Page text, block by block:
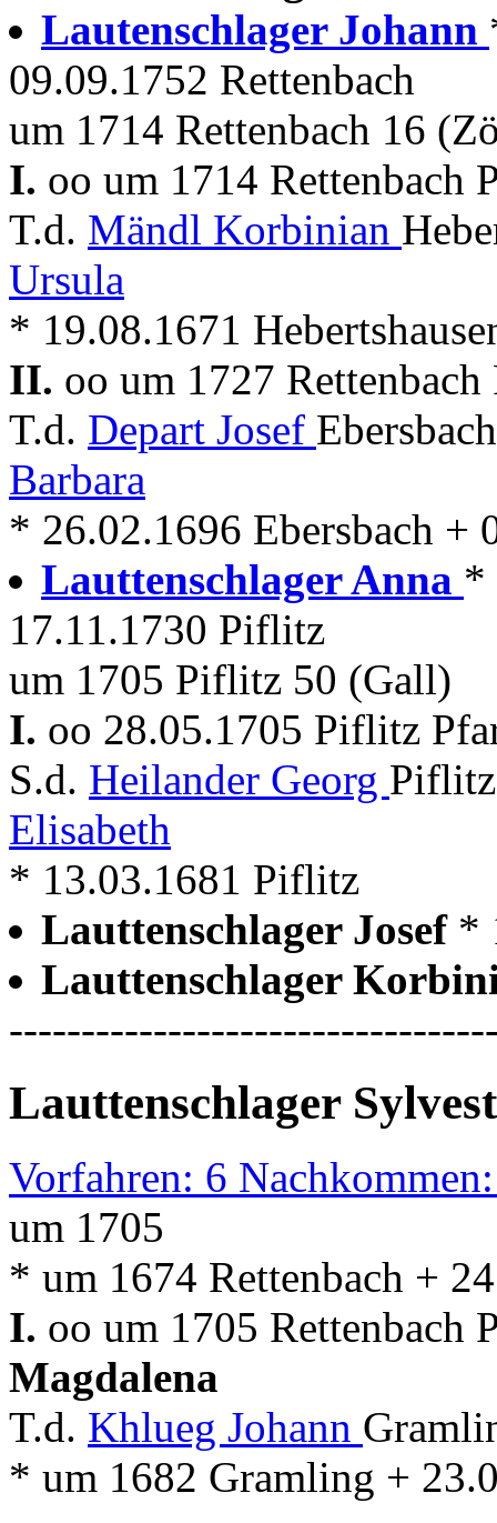
Lautenschlager Johann
09.09.1752 Rettenbach
um 1714 Rettenbach 16
I. oo um 1714 Rettenbach
T.d. Mändl Korbinian
Ursula
* 19.08.1671
II. oo um 1727
T.d. Depart Josef
Barbara
* 26.02.1696 Ebersbach +
Lauttenschlager Anna *
17.11.1730 Piflitz
um 1705 Piflitz 50 (Gall)
I. oo 28.05.1705 Piflitz
S.d. Heilander Georg
Elisabeth
* 13.03.1681 Piflitz
Lauttenschlager Josef *
Lauttenschlager
Lauttenschlager
Vorfahren: 6
um 1705
* um 1674 Rettenbach +
I. oo um 1705 Rettenbach
Magdalena
T.d. Khlueg Johann
* um 1682 Gramling +